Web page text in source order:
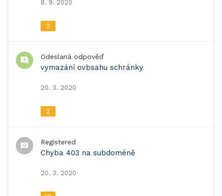
8. 9. 2020
2
Odeslaná odpověď
vymazání ovbsahu schránky
20. 3. 2020
2
Registered
Chyba 403 na subdoméně
20. 3. 2020